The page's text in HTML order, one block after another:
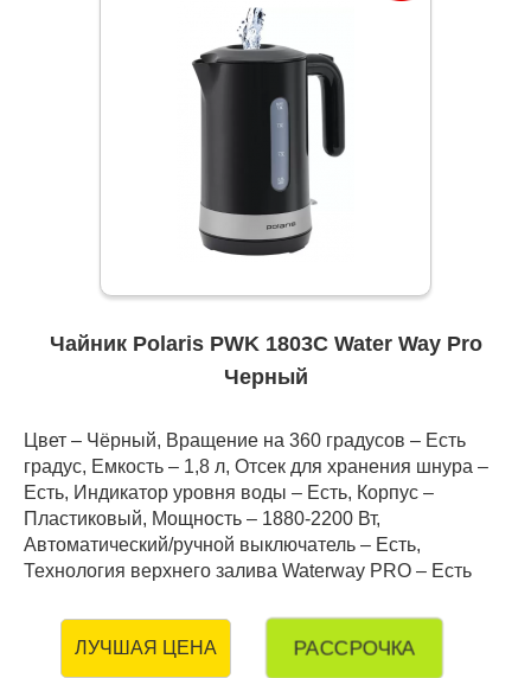
Чайник Polaris PWK 1803C Water Way Pro
Черный
Цвет – Чёрный, Вращение на 360 градусов – Есть
градус, Емкость – 1,8 л, Отсек для хранения шнура –
Есть, Индикатор уровня воды – Есть, Корпус –
Пластиковый, Мощность – 1880-2200 Вт,
Автоматический/ручной выключатель – Есть,
Технология верхнего залива Waterway PRO – Есть
ЛУЧШАЯ ЦЕНА РАССРОЧКА